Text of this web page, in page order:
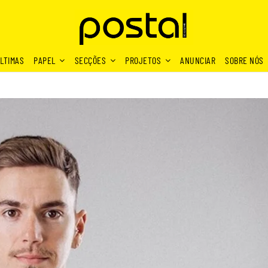
PAPEL SECÇÕES PROJETOS ANUNCIAR SOBRE NÓS